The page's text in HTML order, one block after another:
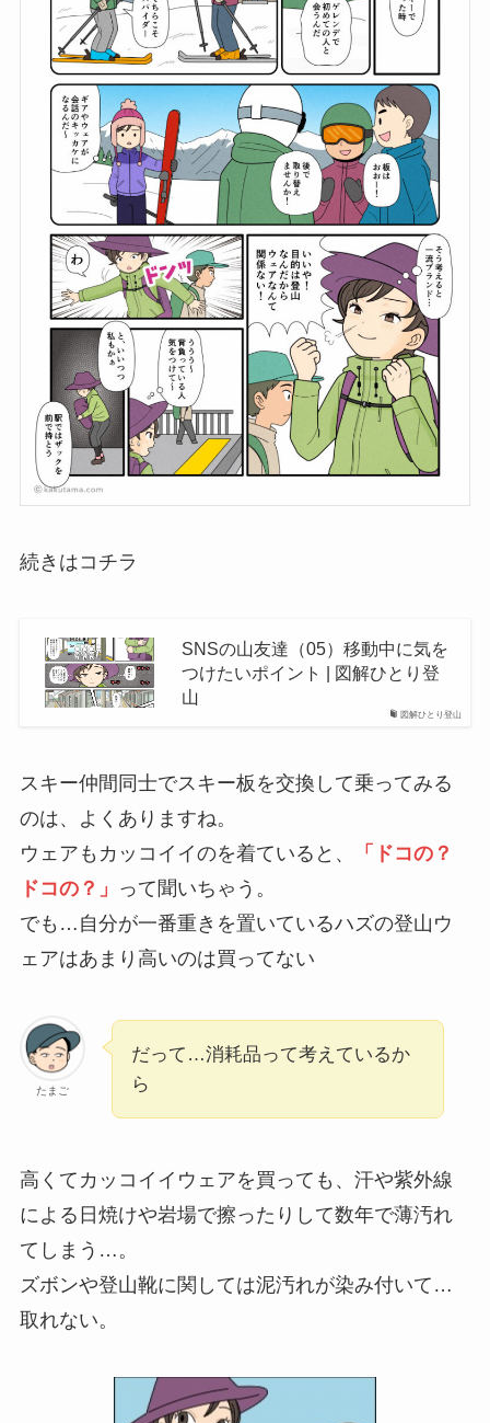
続きはコチラ
図解ひとり登山
SNSの山友達（05）移動中に気を
つけたいポイント | 図解ひとり登
山
スキー仲間同士でスキー板を交換して乗ってみる
のは、よくありますね。
ウェアもカッコイイのを着ていると、
「ドコの？
ドコの？」 って聞いちゃう。
でも…自分が一番重きを置いているハズの登山ウ
ェアはあまり高いのは買ってない
たまご
だって…消耗品って考えているか
ら
高くてカッコイイウェアを買っても、汗や紫外線
による日焼けや岩場で擦ったりして数年で薄汚れ
てしまう…。
ズボンや登山靴に関しては泥汚れが染み付いて…
取れない。